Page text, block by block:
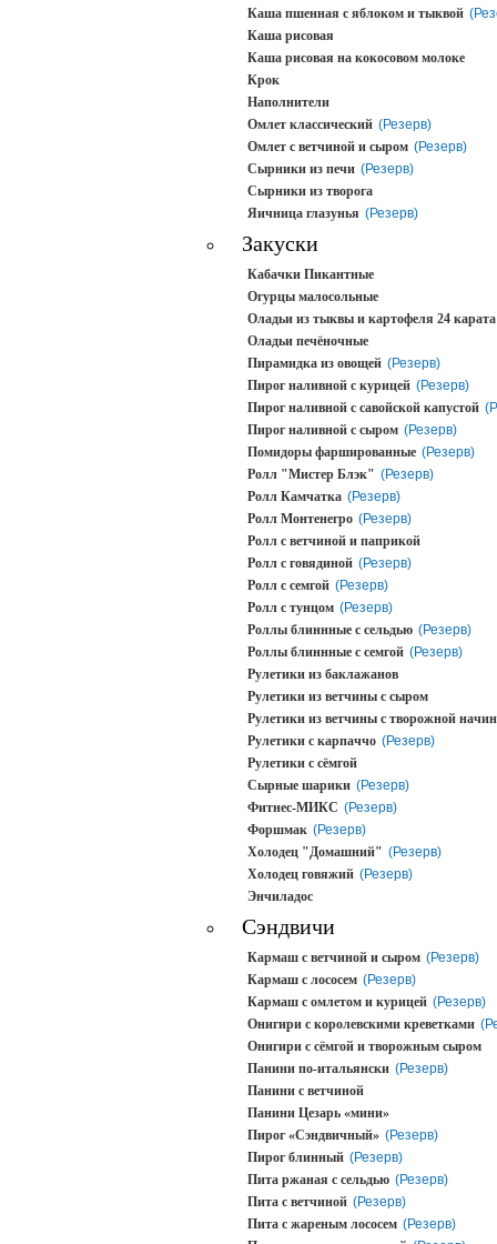
Каша пшенная с яблоком и тыквой
Каша рисовая
Каша рисовая на кокосовом молоке
Крок
Наполнители
Омлет классический (Резерв)
Омлет с ветчиной и сыром (Резерв)
Сырники из печи (Резерв)
Сырники из творога
Яичница глазунья (Резерв)
Закуски
Кабачки Пикантные
Огурцы малосольные
Оладьи из тыквы и картофеля 24 карата
Оладьи печёночные
Пирамидка из овощей (Резерв)
Пирог наливной с курицей (Резерв)
Пирог наливной с савойской капустой
Пирог наливной с сыром (Резерв)
Помидоры фаршированные (Резерв)
Ролл "Мистер Блэк" (Резерв)
Ролл Камчатка (Резерв)
Ролл Монтенегро (Резерв)
Ролл с ветчиной и паприкой
Ролл с говядиной (Резерв)
Ролл с семгой (Резерв)
Ролл с тунцом (Резерв)
Роллы блиннные с сельдью (Резерв)
Роллы блиннные с семгой (Резерв)
Рулетики из баклажанов
Рулетики из ветчины с сыром
Рулетики из ветчины с творожной
Рулетики с карпаччо (Резерв)
Рулетики с сёмгой
Сырные шарики (Резерв)
Фитнес-МИКС (Резерв)
Форшмак (Резерв)
Холодец "Домашний" (Резерв)
Холодец говяжий (Резерв)
Энчиладос
Сэндвичи
Кармаш с ветчиной и сыром (Резерв)
Кармаш с лососем (Резерв)
Кармаш с омлетом и курицей (Резерв)
Онигири с королевскими креветками
Онигири с сёмгой и творожным сыром
Панини по-итальянски (Резерв)
Панини с ветчиной
Панини Цезарь «мини»
Пирог «Сэндвичный» (Резерв)
Пирог блинный (Резерв)
Пита ржаная с сельдью (Резерв)
Пита с ветчиной (Резерв)
Пита с жареным лососем (Резерв)